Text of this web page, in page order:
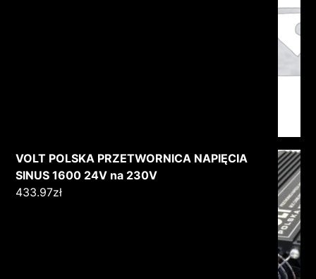
VOLT POLSKA PRZETWORNICA NAPIĘCIA
SINUS 1600 24V na 230V
433.97zł